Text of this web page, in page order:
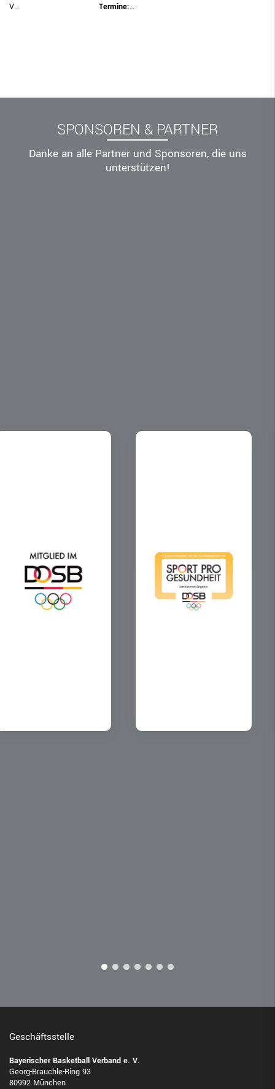
V…
Termine:…
SPONSOREN & PARTNER
Danke an alle Partner und Sponsoren, die uns
unterstützen!
Geschäftsstelle
Bayerischer Basketball Verband e. V.
Georg-Brauchle-Ring 93
80992 München